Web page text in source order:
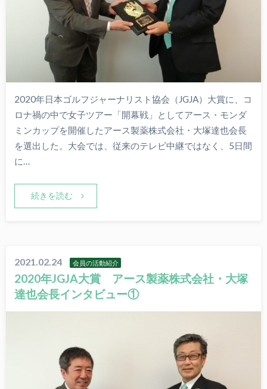
2020年日本ゴルフジャーナリスト協会（JGJA）大賞に、コ
ロナ禍の中で女子ツアー「開幕戦」としてアース・モンダ
ミンカップを開催したアース製薬株式会社・大塚達也会長
を選出した。大会では、従来のテレビ中継ではなく、5日間
に…
続きを読む
2021.02.24 会員の活動紹介
2020年JGJA大賞 アース製薬株式会社・大塚
達也会長インタビュー①